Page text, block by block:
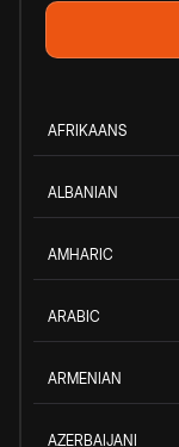
AFRIKAANS
ALBANIAN
AMHARIC
ARABIC
ARMENIAN
AZERBAIJANI